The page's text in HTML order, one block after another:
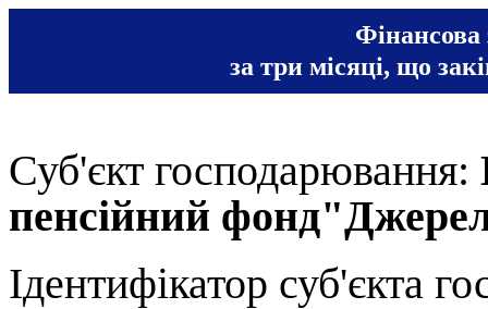
за три місяці, що
Суб'єкт господарювання:
пенсійний
Ідентифікатор суб'єкта